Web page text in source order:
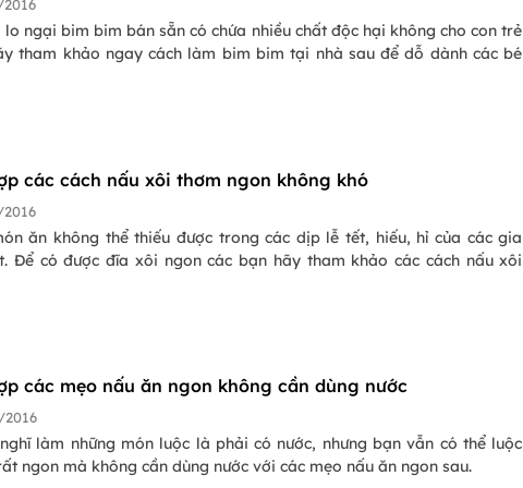
lo ngại bim bim bán sẵn có chứa nhiều chất độc hại không cho con trẻ
tham khảo ngay cách làm bim bim tại nhà sau để dỗ dành các bé
các cách nấu xôi thơm ngon không khó
ăn không thể thiếu được trong các dịp lễ tết, hiếu, hỉ của các gia
Để có được đĩa xôi ngon các bạn hãy tham khảo các cách nấu xôi
các mẹo nấu ăn ngon không cần dùng nước
làm những món luộc là phải có nước, nhưng bạn vẫn có thể luộc
ngon mà không cần dùng nước với các mẹo nấu ăn ngon sau.